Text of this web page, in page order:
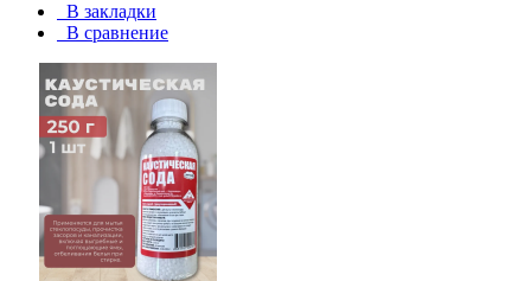
В закладки
В сравнение